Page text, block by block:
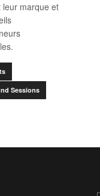
leur marque et
Sessions